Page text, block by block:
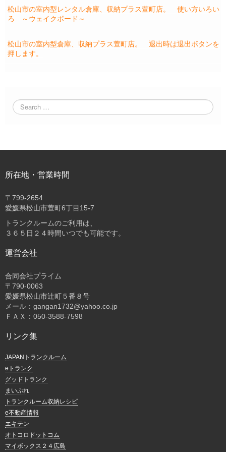
松山市の室内型レンタル倉庫、収納プラス萱町店。 使い方いろい
ろ ～ウェイクボード～
松山市の室内型倉庫、収納プラス萱町店。 退出時は退出ボタンを
押します。
所在地・営業時間
〒 799-2654
愛媛県松山市萱町6丁目15-7
トランクルームのご利用は、
３６５日２４時間いつでも可能です。
運営会社
合同会社プライム
〒 790-0063
愛媛県松山市辻町５番８号
メール：gangan1732@yahoo.co.jp
ＦＡＸ：050-3588-7598
リンク集
JAPANトランクルーム
eトランク
グッドトランク
まいぷれ
トランクルーム収納レシピ
e不動産情報
エキテン
オトコロドットコム
マイボックス２４広島